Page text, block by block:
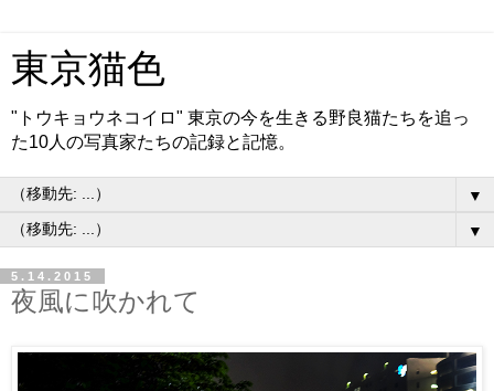
東京猫色
"トウキョウネコイロ" 東京の今を生きる野良猫たちを追っ
た10人の写真家たちの記録と記憶。
▼
▼
5.14.2015
夜風に吹かれて